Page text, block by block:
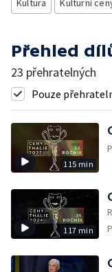
Kultura Kulturní
Přehled
23 přehratelných
Pouze
115 min
117 min